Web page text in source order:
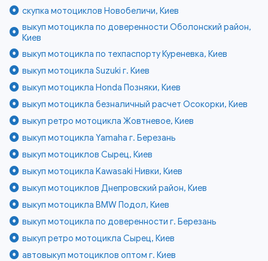
скупка мотоциклов Новобеличи, Киев
выкуп мотоцикла по доверенности Оболонский район,
Киев
выкуп мотоцикла по техпаспорту Куреневка, Киев
выкуп мотоцикла Suzuki г. Киев
выкуп мотоцикла Honda Позняки, Киев
выкуп мотоцикла безналичный расчет Осокорки, Киев
выкуп ретро мотоцикла Жовтневое, Киев
выкуп мотоцикла Yamaha г. Березань
выкуп мотоциклов Сырец, Киев
выкуп мотоцикла Kawasaki Нивки, Киев
выкуп мотоциклов Днепровский район, Киев
выкуп мотоцикла BMW Подол, Киев
выкуп мотоцикла по доверенности г. Березань
выкуп ретро мотоцикла Сырец, Киев
автовыкуп мотоциклов оптом г. Киев